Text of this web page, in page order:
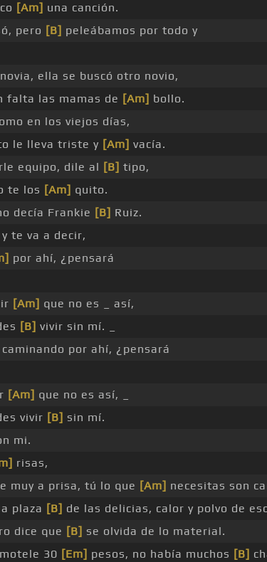
[Am] una canción.
pero [B] peleábamos por todo y
novia, ella se buscó otro novio,
falta las mamas de [Am] bollo.
en los viejos días,
le lleva triste y [Am] vacía.
equipo, dile al [B] tipo,
te los [Am] quito.
decía Frankie [B] Ruiz.
te va a decir,
por ahí, ¿pensará
[Am] que no es _ así,
[B] vivir sin mí. _
caminando por ahí, ¿pensará
[Am] que no es así, _
vivir [B] sin mí.
mi.
risas,
muy a prisa, tú lo que [Am] necesitas son
plaza [B] de las delicias, calor y polvo de
dice que [B] se olvida de lo material.
30 [Em] pesos, no había muchos [B]